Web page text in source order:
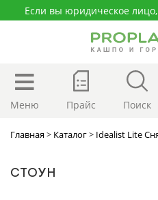
Если вы юридическое
Меню Прайс Поиск
Главная> Каталог> Idealist Lite
СТОУН